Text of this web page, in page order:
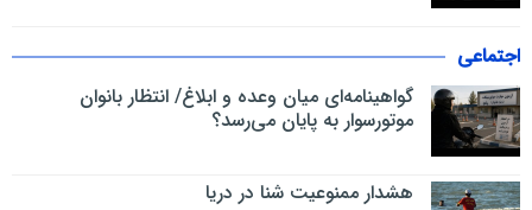
اجتماعی
گواهینامه‌ای میان وعده و ابلاغ/ انتظار بانوان
موتورسوار به پایان می‌رسد؟
هشدار ممنوعیت شنا در دریا